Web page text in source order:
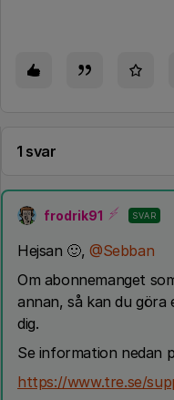
1 svar
frodrik91 SVAR
Hejsan 🙂, @Sebban
Om abonnemanget
annan, så kan du
dig.
Se information nedan
https://www.tre.se/